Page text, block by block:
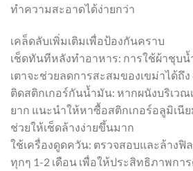
ทำความสะอาดได้ง่ายกว่า
เคล็ดลับเพิ่มเติมเพื่อป้องกันคราบ
เช็ดทันทีหลังทำอาหาร: การใช้ผ้าชุบน้
เตาจะช่วยลดการสะสมของเขม่าได้ถึง
ติดสติกเกอร์กันน้ำมัน: หากผนังบริเวณ
ยาก แนะนำให้หาซื้อสติกเกอร์อลูมิเนี
ช่วยให้เช็ดล้างง่ายขึ้นมาก
ใช้เครื่องดูดควัน: ตรวจสอบและล้างฟิ
ทุกๆ 1-2 เดือน เพื่อให้ประสิทธิภาพกา